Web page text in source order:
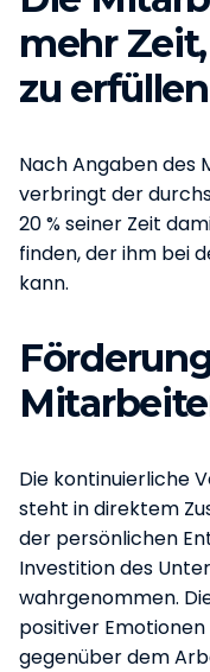
mehr
zu erfüllen
Nach Angaben des
verbringt der
20 % seiner Zeit
finden, der ihm bei
kann.
Die kontinuierliche
steht in direktem
der persönlichen
Investition des
wahrgenommen.
positiver
gegenüber dem